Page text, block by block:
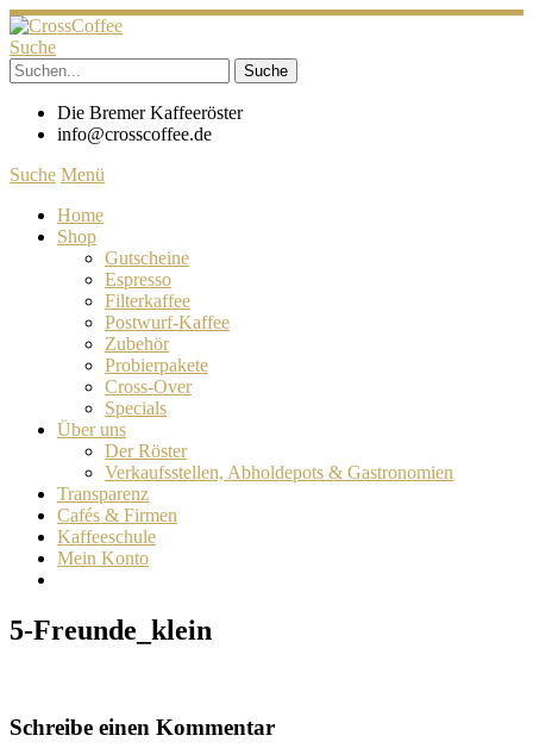
Suche
Die Bremer Kaffeeröster
info@crosscoffee.de
Suche Menü
Home
Shop
Gutscheine
Espresso
Filterkaffee
Postwurf-Kaffee
Zubehör
Probierpakete
Cross-Over
Specials
Über uns
Der Röster
Verkaufsstellen, Abholdepots & Gastronomien
Transparenz
Cafés & Firmen
Kaffeeschule
Mein Konto
5-Freunde_klein
Schreibe einen Kommentar